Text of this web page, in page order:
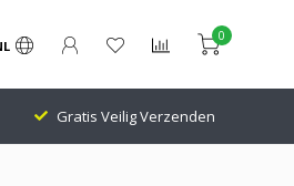
0
Gratis Veilig Verzenden